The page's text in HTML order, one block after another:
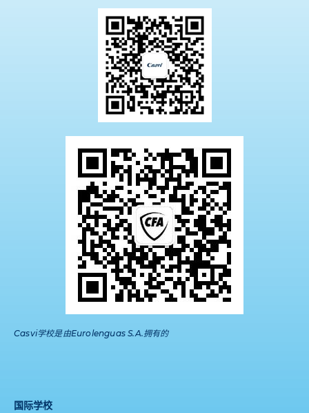
Casvi学校是由Eurolenguas S.A.拥有的
国际学校